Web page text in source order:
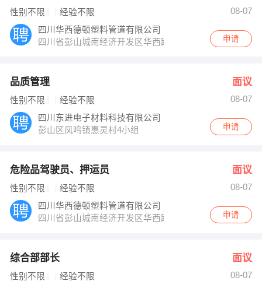
性别不限 经验不限
08-07
四川华西德顿塑料管道有限公司
四川省彭山城南经济开发区华西路80号
申请
品质管理 面议
性别不限 经验不限
08-07
四川东进电子材料科技有限公司
彭山区凤鸣镇惠灵村4小组
申请
危险品驾驶员、押运员 面议
性别不限 经验不限
08-07
四川华西德顿塑料管道有限公司
四川省彭山城南经济开发区华西路80号
申请
综合部部长 面议
性别不限 经验不限
08-07